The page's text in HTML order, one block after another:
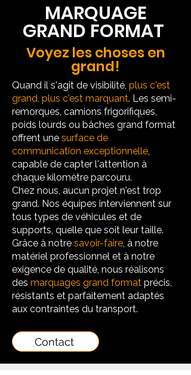
MARQUAGE
GRAND FORMAT
Voyez les choses en
grand!
Quand il s'agit de visibilité, plus c'est
grand, plus c'est marquant. Les semi-
remorques, camions frigorifiques,
poids lourds ou bâches grand format
offrent une surface de
communication exceptionnelle,
capable de capter l'attention à
chaque kilomètre parcouru.
Chez nous, aucun projet n'est trop
grand. Nos équipes interviennent sur
tous types de véhicules et de
supports, quelle que soit leur taille.
Grâce à notre savoir-faire, à notre
matériel professionnel et à notre
exigence de qualité, nous réalisons
des marquages grand format précis,
résistants et parfaitement adaptés
aux contraintes du transport.
Contact